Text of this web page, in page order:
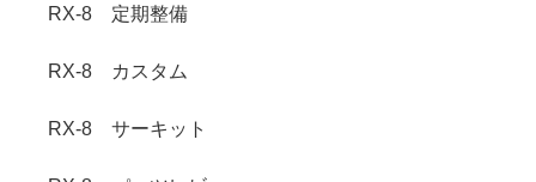
RX-8 定期整備
RX-8 カスタム
RX-8 サーキット